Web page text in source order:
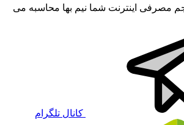
مصرفی اینترنت شما نیم بها محاسبه می
کانال تلگرام